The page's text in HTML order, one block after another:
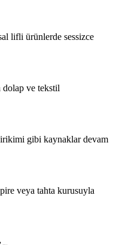
lifli ürünlerde sessizce
dolap ve tekstil
gibi kaynaklar devam
veya tahta kurusuyla